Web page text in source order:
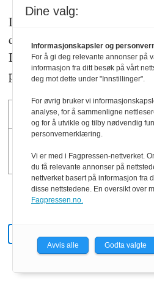
Den viktigste
derfor kanskje ikke om
Den handler om hvem som
politiet skal være.
REFERANSER
Christensen, T.,
Roness, P. G., &
Hansen, M. N.,
Dine valg:
Informasjonskapsler og
For å gi deg relevante annonser på
informasjon fra ditt besøk på vårt
deg mot dette under "Innstillinger".
For øvrig bruker vi
analyse, for å sammenligne
og for å utvikle og tilby nødvendig
personvernerklæring.
Vi er med i Fagpressen-nettverket.
du få relevante annonser på
nettverket basert på informasjon fra
disse nettstedene. En oversikt over
Fagpressen.no.
Avvis alle Godta valgte